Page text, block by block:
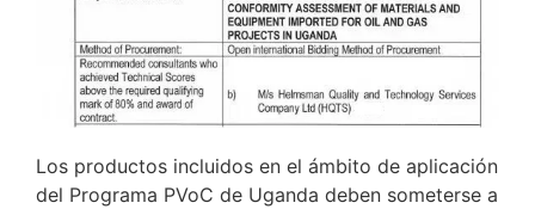
Los productos incluidos en el ámbito de aplicación
del Programa PVoC de Uganda deben someterse a